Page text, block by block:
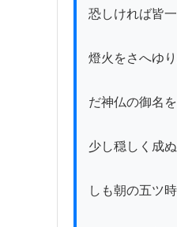
恐しければ皆
燈火をさへゆ
だ神仏の御名
少し穏しく成
しも朝の五ツ